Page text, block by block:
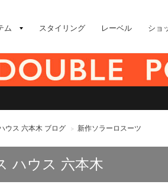
ム スタイリング レーベル ショ
ウス 六本木 ブログ > 新作ソラーロスーツ
ハウス 六本木